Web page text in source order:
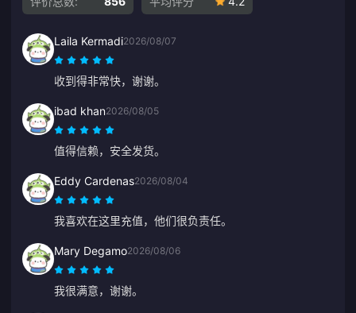
Laila Kermadi2026/08/07
收到得非常快，谢谢。
ibad khan2026/08/05
值得信赖，安全发货。
Eddy Cardenas2026/08/04
我喜欢在这里充值，他们很负责任。
Mary Degamo2026/08/06
我很满意，谢谢。